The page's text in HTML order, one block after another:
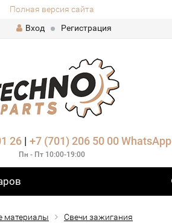
Полная версия сайта
Вход
Регистрация
26| +7 (701) 206 50 00 WhatsApp
Пн - Пт 10:00-19:00
материалы
Свечи зажигания